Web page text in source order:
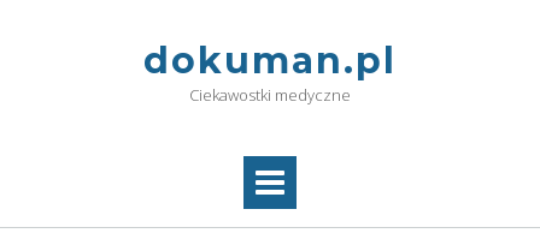
dokuman.pl
Ciekawostki medyczne